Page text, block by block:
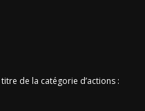
de la catégorie d’actions :